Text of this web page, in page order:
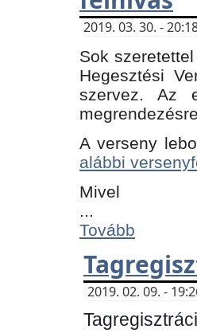
2019. 03. 30. -
Sok
Hegesztési
szervez. Az
A verseny
alábbi
Mivel
...
Tovább
2019. 02. 09. -